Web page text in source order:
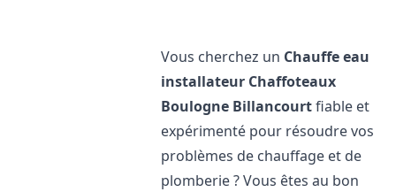
Vous cherchez un Chauffe eau
installateur Chaffoteaux
Boulogne Billancourtfiable et
expérimenté pour résoudre vos
problèmes de chauffage et de
plomberie ? Vous êtes au bon